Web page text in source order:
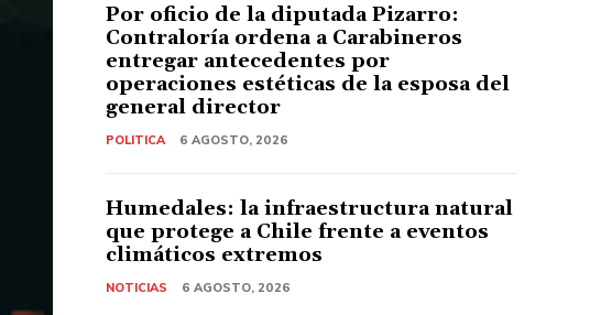
Por oficio de la diputada Pizarro:
Contraloría ordena a Carabineros
entregar antecedentes por
operaciones estéticas de la esposa del
general director
POLITICA 6 AGOSTO, 2026
Humedales: la infraestructura natural
que protege a Chile frente a eventos
climáticos extremos
NOTICIAS 6 AGOSTO, 2026